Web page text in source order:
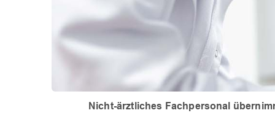
Nicht-ärztliches Fachpersonal